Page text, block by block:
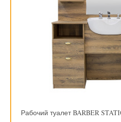
Рабочий туалет BARBER